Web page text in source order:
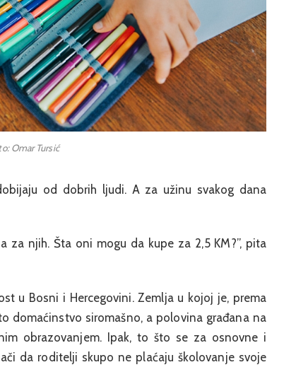
Omar Tursić
od dobrih ljudi. A za užinu svakog dana
za njih. Šta oni mogu da kupe za 2,5 KM?”, pita
u Bosni i Hercegovini. Zemlja u kojoj je, prema
domaćinstvo siromašno, a polovina građana na
obrazovanjem. Ipak, to što se za osnovne i
da roditelji skupo ne plaćaju školovanje svoje